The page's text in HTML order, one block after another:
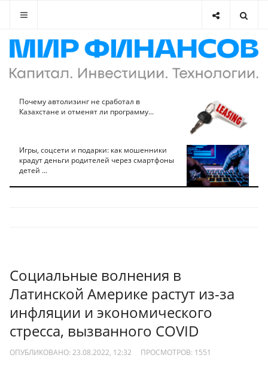
Почему автолизинг не сработал в
Казахстане и отменят ли программу...
Игры, соцсети и подарки: как мошенники
крадут деньги родителей через смартфоны
детей ...
Социальные волнения в
Латинской Америке растут из-за
инфляции и экономического
стресса, вызванного COVID
ОПУБЛИКОВАНО: 23.08.2022, 12:32 ПРОСМОТРОВ: 1551